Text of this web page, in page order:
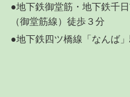
●地下鉄御堂筋・地下鉄千
（御堂筋線）徒歩３分
●地下鉄四ツ橋線「なん